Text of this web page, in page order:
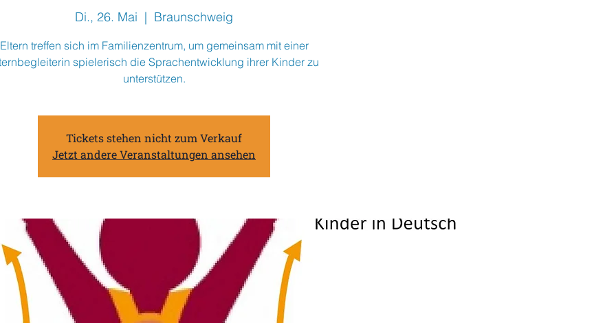
Di., 26. Mai
  |
Braunschweig
Eltern treffen sich im Familienzentrum, um gemeinsam mit einer
spielerisch die Sprachentwicklung ihrer Kinder zu
unterstützen.
Tickets stehen nicht zum Verkauf
Jetzt andere Veranstaltungen ansehen